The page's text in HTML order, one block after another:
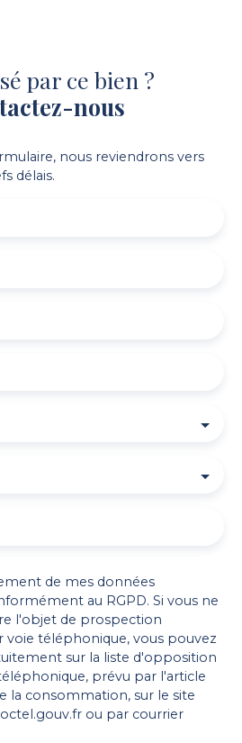
par ce bien ?
nous
nous reviendrons vers
délais.
de mes données
au RGPD. Si vous ne
l'objet de prospection
voie téléphonique, vous pouvez
sur la liste d'opposition
prévu par l'article
la consommation, sur le site
ou par courrier